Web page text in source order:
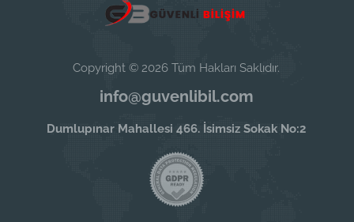
Copyright © 2026 Tüm Hakları Saklıdır.
info@guvenlibil.com
Dumlupınar Mahallesi 466. İsimsiz Sokak No:2